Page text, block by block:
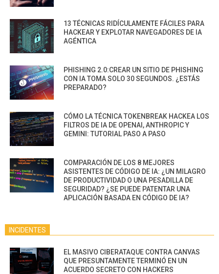
13 TÉCNICAS RIDÍCULAMENTE FÁCILES PARA
HACKEAR Y EXPLOTAR NAVEGADORES DE IA
AGÉNTICA
PHISHING 2.0:CREAR UN SITIO DE PHISHING
CON IA TOMA SOLO 30 SEGUNDOS. ¿ESTÁS
PREPARADO?
CÓMO LA TÉCNICA TOKENBREAK HACKEA LOS
FILTROS DE IA DE OPENAI, ANTHROPIC Y
GEMINI: TUTORIAL PASO A PASO
COMPARACIÓN DE LOS 8 MEJORES
ASISTENTES DE CÓDIGO DE IA: ¿UN MILAGRO
DE PRODUCTIVIDAD O UNA PESADILLA DE
SEGURIDAD? ¿SE PUEDE PATENTAR UNA
APLICACIÓN BASADA EN CÓDIGO DE IA?
INCIDENTES
EL MASIVO CIBERATAQUE CONTRA CANVAS
QUE PRESUNTAMENTE TERMINÓ EN UN
ACUERDO SECRETO CON HACKERS